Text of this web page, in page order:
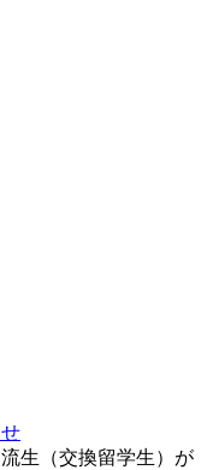
生（交換留学生）が